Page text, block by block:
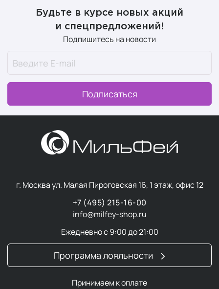
Будьте в курсе новых акций
и спецпредложений!
Подпишитесь на новости
Подписаться
г. Москва ул. Малая Пироговская 16, 1 этаж, офис 12
+7 (495) 215-16-00
info@milfey-shop.ru
Ежедневно с 9:00 до 21:00
Программа лояльности
Принимаем к оплате